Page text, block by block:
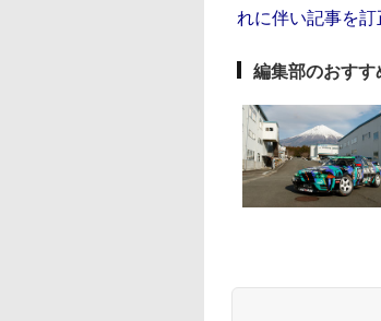
れに伴い記事を訂
編集部のおすす